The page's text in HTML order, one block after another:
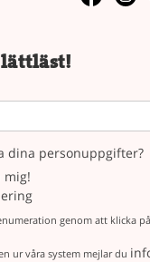
dina personuppgifter?
mig!
genom att klicka
ur våra system mejlar du